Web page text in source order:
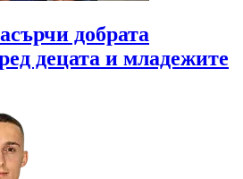
добрата
децата и младежите